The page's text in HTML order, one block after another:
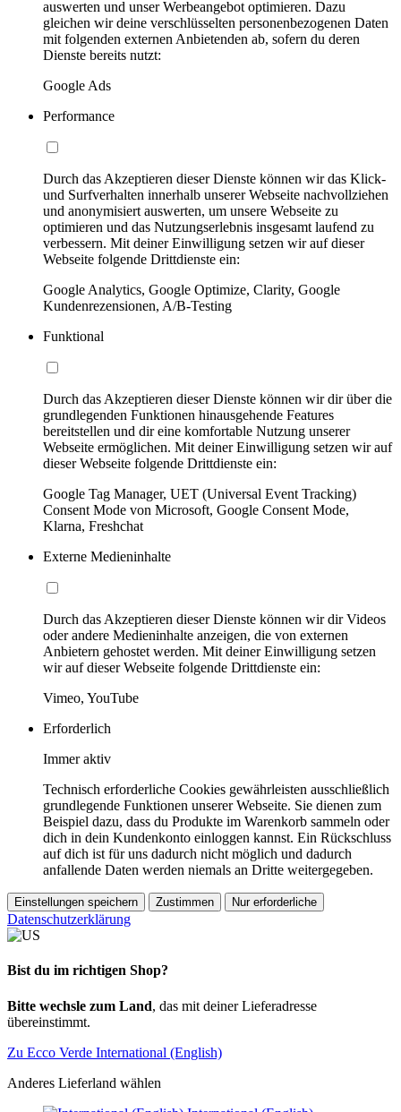
auswerten und unser Werbeangebot optimieren. Dazu
gleichen wir deine verschlüsselten personenbezogenen Daten
mit folgenden externen Anbietenden ab, sofern du deren
Dienste bereits nutzt:
Google Ads
Performance
Durch das Akzeptieren dieser Dienste können wir das Klick-
und Surfverhalten innerhalb unserer Webseite nachvollziehen
und anonymisiert auswerten, um unsere Webseite zu
optimieren und das Nutzungserlebnis insgesamt laufend zu
verbessern. Mit deiner Einwilligung setzen wir auf dieser
Webseite folgende Drittdienste ein:
Google Analytics, Google Optimize, Clarity, Google
Kundenrezensionen, A/B-Testing
Funktional
Durch das Akzeptieren dieser Dienste können wir dir über die
grundlegenden Funktionen hinausgehende Features
bereitstellen und dir eine komfortable Nutzung unserer
Webseite ermöglichen. Mit deiner Einwilligung setzen wir auf
dieser Webseite folgende Drittdienste ein:
Google Tag Manager, UET (Universal Event Tracking)
Consent Mode von Microsoft, Google Consent Mode,
Klarna, Freshchat
Externe Medieninhalte
Durch das Akzeptieren dieser Dienste können wir dir Videos
oder andere Medieninhalte anzeigen, die von externen
Anbietern gehostet werden. Mit deiner Einwilligung setzen
wir auf dieser Webseite folgende Drittdienste ein:
Vimeo, YouTube
Erforderlich
Immer aktiv
Technisch erforderliche Cookies gewährleisten ausschließlich
grundlegende Funktionen unserer Webseite. Sie dienen zum
Beispiel dazu, dass du Produkte im Warenkorb sammeln oder
dich in dein Kundenkonto einloggen kannst. Ein Rückschluss
auf dich ist für uns dadurch nicht möglich und dadurch
anfallende Daten werden niemals an Dritte weitergegeben.
Einstellungen speichern Zustimmen Nur erforderliche
Datenschutzerklärung
Bist du im richtigen Shop?
Bitte wechsle zum Land, das mit deiner Lieferadresse
übereinstimmt.
Zu Ecco Verde International (English)
Anderes Lieferland wählen